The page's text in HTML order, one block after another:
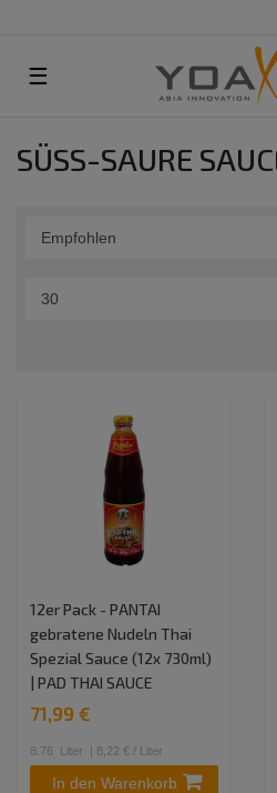
☰
SÜSS-SAURE SAUCE
12er Pack - PANTAI
gebratene Nudeln Thai
Spezial Sauce (12x 730ml)
| PAD THAI SAUCE
71,99 €
8.76 Liter | 8,22 € / Liter
In den Warenkorb